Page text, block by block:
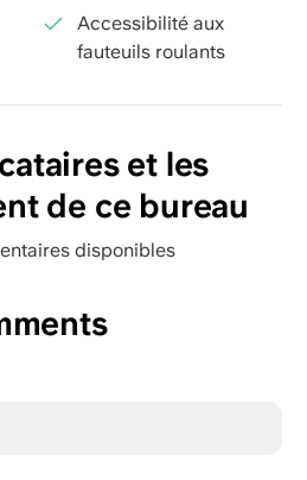
Accessibilité aux
fauteuils roulants
et les
de ce bureau
disponibles